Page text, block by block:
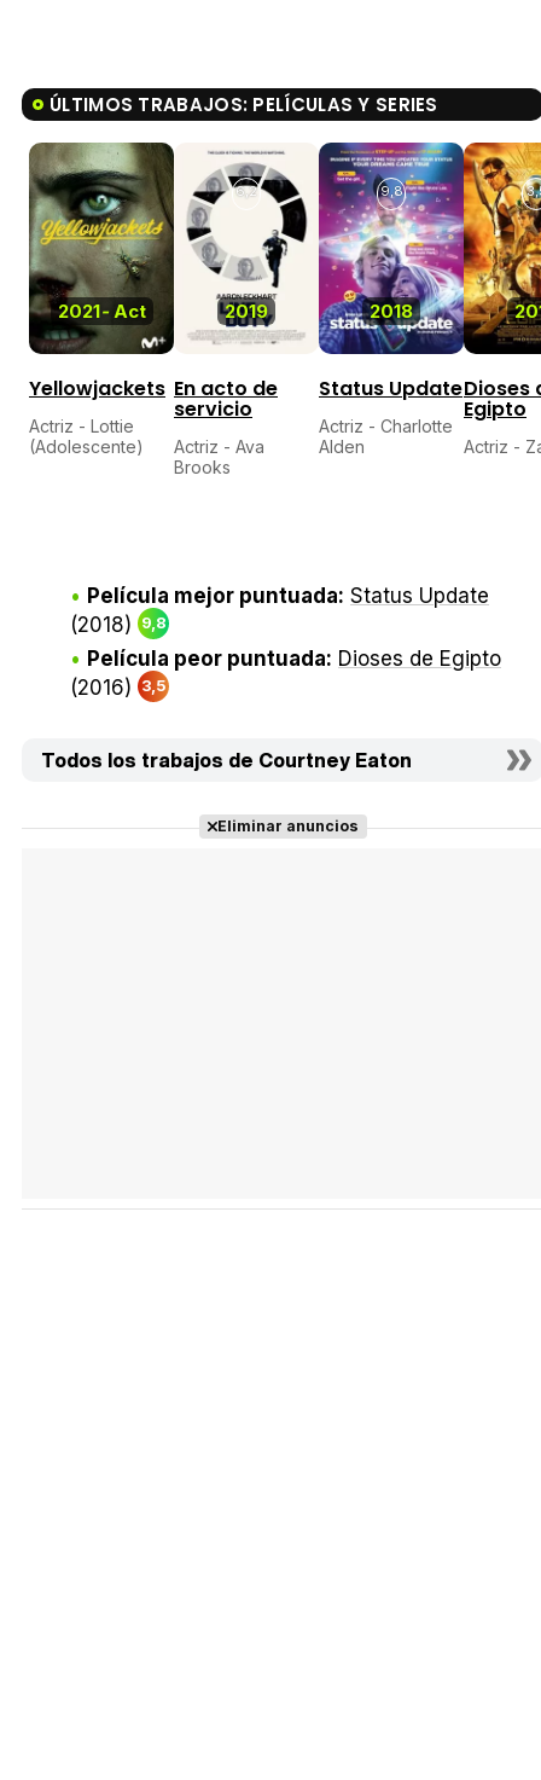
ÚLTIMOS TRABAJOS: PELÍCULAS Y SERIES
2021-Act
Yellowjackets
Actriz - Lottie
(Adolescente)
2019
6,2
En acto de
servicio
Actriz - Ava
Brooks
2018
9,8
Status Update
Actriz - Charlotte
Alden
Dioses
Egipto
Actriz -
Película mejor puntuada: Status Update
(2018)
9,8
Película peor puntuada: Dioses de Egipto
(2016)
3,5
Todos los trabajos de Courtney Eaton
Eliminar anuncios